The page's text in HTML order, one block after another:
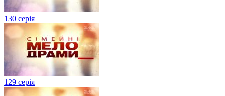
130 серія
129 серія